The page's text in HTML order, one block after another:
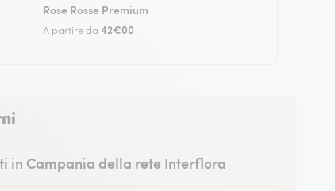
Rose Rosse Premium
A partire da 42€00
in Campania della rete Interflora